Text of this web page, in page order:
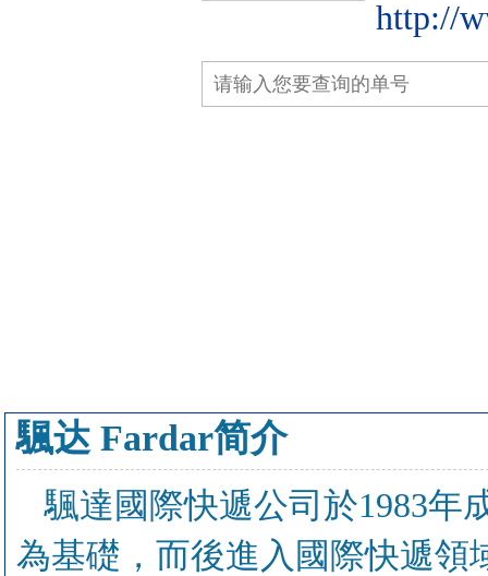
http://
颿达 Fardar简介
颿達國際快遞公司於1983年
為基礎，而後進入國際快遞領